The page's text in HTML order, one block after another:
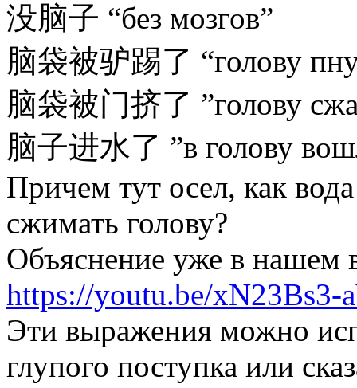
没脑子 “без мозгов”
脑袋被驴踢了 “голову
脑袋被门挤了 ”голову
脑子进水了 ”в голову
Причем тут осел, как
сжимать голову?
Объяснение уже в нашем
https://youtu.be/xN23Bs3-
Эти выражения можно
глупого поступка или